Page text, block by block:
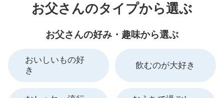
お父さんのタイプから選ぶ
お父さんの好み・趣味から選ぶ
おいしいもの好
き
飲むのが大好き